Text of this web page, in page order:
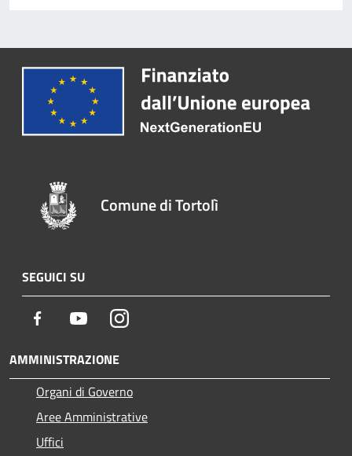
Comune di Tortolì
SEGUICI SU
Facebook YoutubeInstagram
AMMINISTRAZIONE
Organi di Governo
Aree Amministrative
Uffici